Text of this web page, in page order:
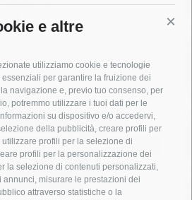
e altre
utilizziamo cookie e tecnologie
per garantire la fruizione dei
navigazione e, previo tuo consenso, per
potremmo utilizzare i tuoi dati per le
su dispositivo e/o accedervi,
della pubblicità, creare profili per
profili per la selezione di
profili per la personalizzazione dei
la selezione di contenuti personalizzati,
misurare le prestazioni dei
attraverso statistiche o la
anas
campanella
arresto
di porto capri
carabinieri
circumvesuviana
contagi